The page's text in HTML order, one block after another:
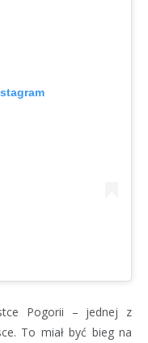
Pogorii – jednej z
To miał być bieg na